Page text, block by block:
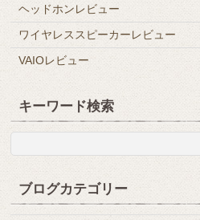
ヘッドホンレビュー
ワイヤレススピーカーレビュー
VAIOレビュー
キーワード検索
ブログカテゴリー